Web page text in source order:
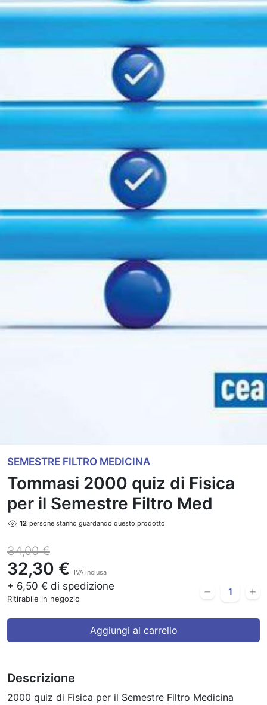
SEMESTRE FILTRO MEDICINA
Tommasi 2000 quiz di Fisica
per il Semestre Filtro Med
12 persone stanno guardando questo prodotto
34,00 €
32,30 € IVA inclusa
+ 6,50 € di spedizione
Ritirabile in negozio
Aggiungi al carrello
Descrizione
2000 quiz di Fisica per il Semestre Filtro Medicina